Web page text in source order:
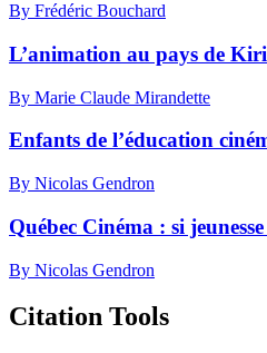
By Frédéric Bouchard
L’animation au pays de
By Marie Claude Mirandette
Enfants de l’éducation
By Nicolas Gendron
Québec Cinéma : si
By Nicolas Gendron
Citation Tools